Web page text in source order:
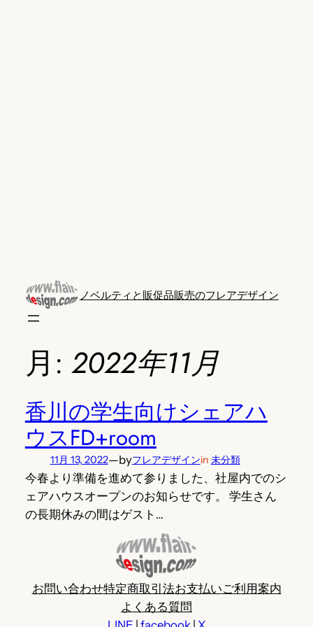
ノベルティと販促品販売のフレアデザイン
月: 2022年11月
香川の学生向けシェアハ
ウスFD+room
11月 13, 2022—byフレアデザインin 未分類
今春より準備を進めて参りました、社屋内でのシ
ェアハウスオープンのお知らせです。 学生さん
の長期休みの間はゲスト…
お問い合わせ特定商取引法お支払いご利用案内
よくある質問